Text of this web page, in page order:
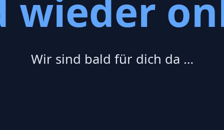
wieder
Wir sind bald für dich da …